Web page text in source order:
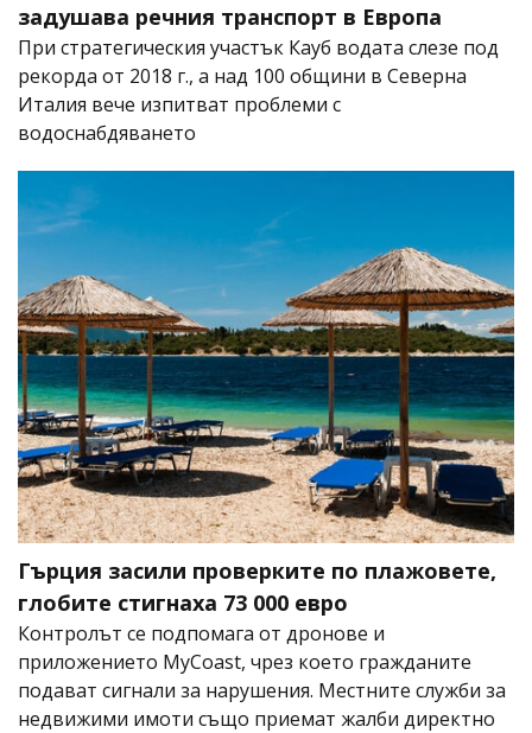
задушава речния транспорт в Европа
При стратегическия участък Кауб водата слезе под
рекорда от 2018 г., а над 100 общини в Северна
Италия вече изпитват проблеми с
водоснабдяването
Гърция засили проверките по плажовете,
глобите стигнаха 73 000 евро
Контролът се подпомага от дронове и
приложението MyCoast, чрез което гражданите
подават сигнали за нарушения. Местните служби за
недвижими имоти също приемат жалби директно